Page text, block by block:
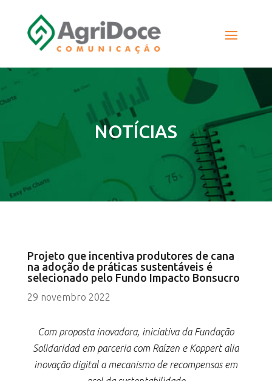
NOTÍCIAS
Projeto que incentiva produtores de cana
na adoção de práticas sustentáveis é
selecionado pelo Fundo Impacto Bonsucro
29 novembro 2022
Com proposta inovadora, iniciativa da Fundação
Solidaridad em parceria com Raízen e Koppert alia
inovação digital a mecanismo de recompensas em